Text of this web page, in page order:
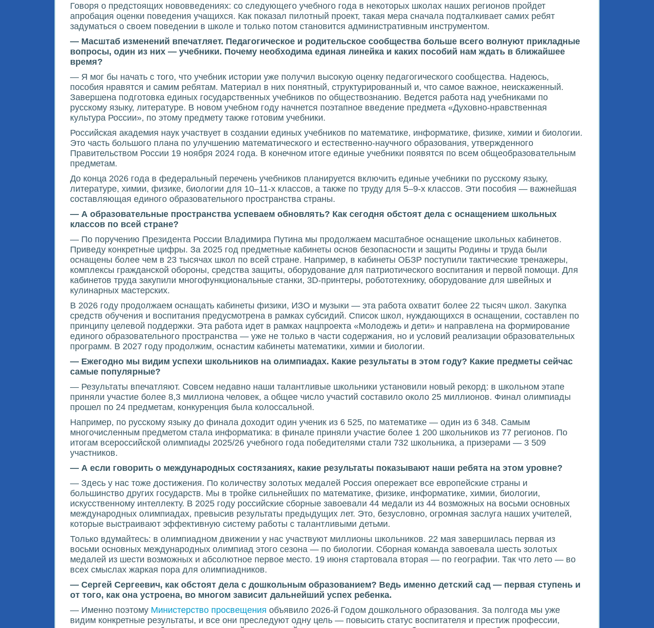
Говоря о предстоящих нововведениях: со следующего учебного года в некоторых школах наших регионов пройдет
апробация оценки поведения учащихся. Как показал пилотный проект, такая мера сначала подталкивает самих ребят
задуматься о своем поведении в школе и только потом становится административным инструментом.
— Масштаб изменений впечатляет. Педагогическое и родительское сообщества больше всего волнуют прикладные
вопросы, один из них — учебники. Почему необходима единая линейка и каких пособий нам ждать в ближайшее
время?
— Я мог бы начать с того, что учебник истории уже получил высокую оценку педагогического сообщества. Надеюсь,
пособия нравятся и самим ребятам. Материал в них понятный, структурированный и, что самое важное, неискаженный.
Завершена подготовка единых государственных учебников по обществознанию. Ведется работа над учебниками по
русскому языку, литературе. В новом учебном году начнется поэтапное введение предмета «Духовно-нравственная
культура России», по этому предмету также готовим учебники.
Российская академия наук участвует в создании единых учебников по математике, информатике, физике, химии и биологии.
Это часть большого плана по улучшению математического и естественно-научного образования, утвержденного
Правительством России 19 ноября 2024 года. В конечном итоге единые учебники появятся по всем общеобразовательным
предметам.
До конца 2026 года в федеральный перечень учебников планируется включить единые учебники по русскому языку,
литературе, химии, физике, биологии для 10–11-х классов, а также по труду для 5–9-х классов. Эти пособия — важнейшая
составляющая единого образовательного пространства страны.
— А образовательные пространства успеваем обновлять? Как сегодня обстоят дела с оснащением школьных
классов по всей стране?
— По поручению Президента России Владимира Путина мы продолжаем масштабное оснащение школьных кабинетов.
Приведу конкретные цифры. За 2025 год предметные кабинеты основ безопасности и защиты Родины и труда были
оснащены более чем в 23 тысячах школ по всей стране. Например, в кабинеты ОБЗР поступили тактические тренажеры,
комплексы гражданской обороны, средства защиты, оборудование для патриотического воспитания и первой помощи. Для
кабинетов труда закупили многофункциональные станки, 3D-принтеры, робототехнику, оборудование для швейных и
кулинарных мастерских.
В 2026 году продолжаем оснащать кабинеты физики, ИЗО и музыки — эта работа охватит более 22 тысяч школ. Закупка
средств обучения и воспитания предусмотрена в рамках субсидий. Список школ, нуждающихся в оснащении, составлен по
принципу целевой поддержки. Эта работа идет в рамках нацпроекта «Молодежь и дети» и направлена на формирование
единого образовательного пространства — уже не только в части содержания, но и условий реализации образовательных
программ. В 2027 году продолжим, оснастим кабинеты математики, химии и биологии.
— Ежегодно мы видим успехи школьников на олимпиадах. Какие результаты в этом году? Какие предметы сейчас
самые популярные?
— Результаты впечатляют. Совсем недавно наши талантливые школьники установили новый рекорд: в школьном этапе
приняли участие более 8,3 миллиона человек, а общее число участий составило около 25 миллионов. Финал олимпиады
прошел по 24 предметам, конкуренция была колоссальной.
Например, по русскому языку до финала доходит один ученик из 6 525, по математике — один из 6 348. Самым
многочисленным предметом стала информатика: в финале приняли участие более 1 200 школьников из 77 регионов. По
итогам всероссийской олимпиады 2025/26 учебного года победителями стали 732 школьника, а призерами — 3 509
участников.
— А если говорить о международных состязаниях, какие результаты показывают наши ребята на этом уровне?
— Здесь у нас тоже достижения. По количеству золотых медалей Россия опережает все европейские страны и
большинство других государств. Мы в тройке сильнейших по математике, физике, информатике, химии, биологии,
искусственному интеллекту. В 2025 году российские сборные завоевали 44 медали из 44 возможных на восьми основных
международных олимпиадах, превысив результаты предыдущих лет. Это, безусловно, огромная заслуга наших учителей,
которые выстраивают эффективную систему работы с талантливыми детьми.
Только вдумайтесь: в олимпиадном движении у нас участвуют миллионы школьников. 22 мая завершилась первая из
восьми основных международных олимпиад этого сезона — по биологии. Сборная команда завоевала шесть золотых
медалей из шести возможных и абсолютное первое место. 19 июня стартовала вторая — по географии. Так что лето — во
всех смыслах жаркая пора для олимпиадников.
— Сергей Сергеевич, как обстоят дела с дошкольным образованием? Ведь именно детский сад — первая ступень и
от того, как она устроена, во многом зависит дальнейший успех ребенка.
— Именно поэтому Министерство просвещенияобъявило 2026-й Годом дошкольного образования. За полгода мы уже
видим конкретные результаты, и все они преследуют одну цель — повысить статус воспитателя и престиж профессии,